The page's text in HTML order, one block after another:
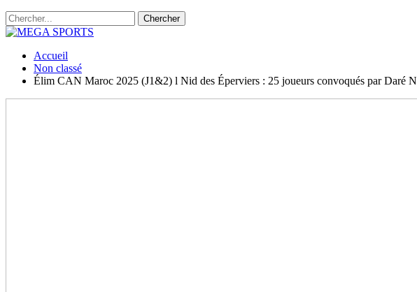
Accueil
Non classé
Élim CAN Maroc 2025 (J1&2) l Nid des Éperviers : 25 joueurs convoqués par Daré